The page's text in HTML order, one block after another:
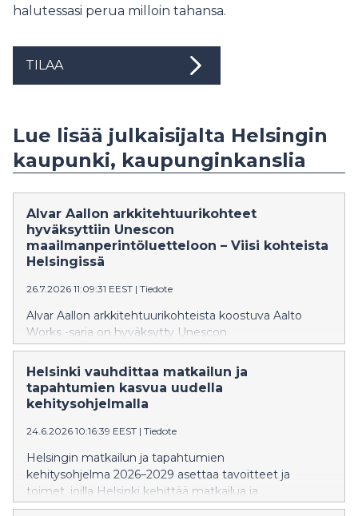
halutessasi perua milloin tahansa.
TILAA
Lue lisää julkaisijalta Helsingin
kaupunki, kaupunginkanslia
Alvar Aallon arkkitehtuurikohteet
hyväksyttiin Unescon
maailmanperintöluetteloon – Viisi kohteista
Helsingissä
26.7.2026 11:09:31 EEST | Tiedote
Alvar Aallon arkkitehtuurikohteista koostuva Aalto
Works -sarja on hyväksytty Unescon
maailmanperintöluetteloon. Yhteensä 13 kohteesta
viisi sijaitsee Helsingissä. Finlandia-talon, Alvar Aallon
kotitalon ja ateljeen, Kulttuuritalon sekä
Kansaneläkelaitoksen päätoimitalon
kiinnostavana muotoilu- ja arkkitehtuurikaupunkina.
Helsinki vauhdittaa matkailun ja
tapahtumien kasvua uudella
kehitysohjelmalla
24.6.2026 10:16:39 EEST | Tiedote
Helsingin matkailun ja tapahtumien
kehitysohjelma 2026–2029 asettaa tavoitteet ja
toimet, joilla Helsinki kehittää matkailua ja
tapahtumallisuutta seuraavat vuodet. Tavoitteena on